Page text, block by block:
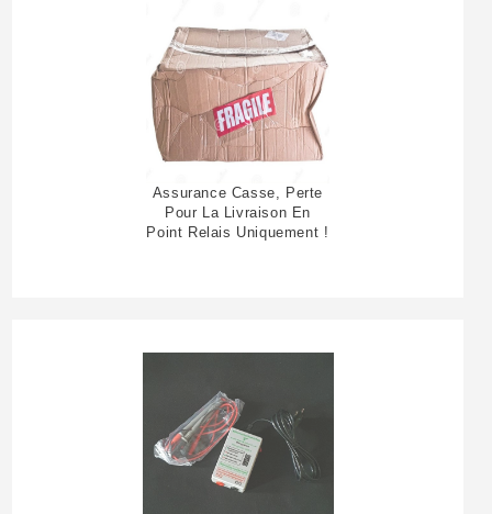
Assurance Casse, Perte
Pour La Livraison En
Point Relais Uniquement !